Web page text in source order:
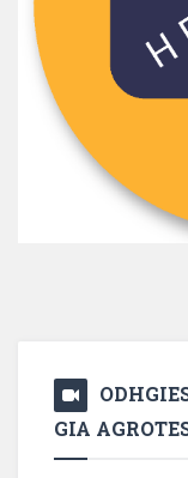
GIA